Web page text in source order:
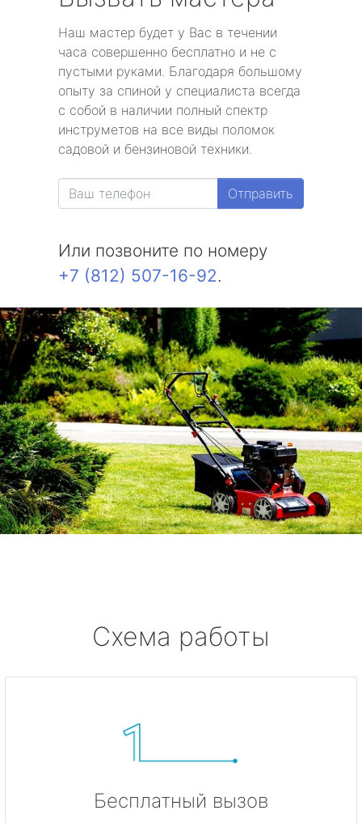
Наш мастер будет у Вас в течении
часа совершенно бесплатно и не с
пустыми руками. Благодаря большому
опыту за спиной у специалиста всегда
с собой в наличии полный спектр
инструметов на все виды поломок
садовой и бензиновой техники.
Отправить
Или позвоните по номеру
+7 (812) 507-16-92.
Схема работы
Бесплатный вызов